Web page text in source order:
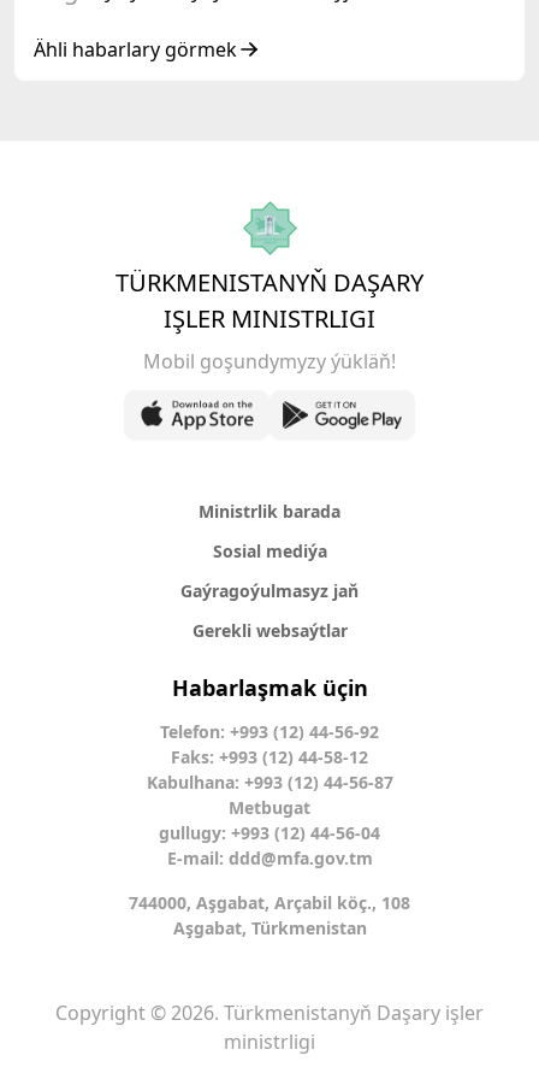
resmi däl konsultatiw duşuşygyna gatnaşdy
Ähli habarlary görmek
TÜRKMENISTANYŇ DAŞARY
IŞLER MINISTRLIGI
Mobil goşundymyzy ýükläň!
Ministrlik barada
Sosial mediýa
Gaýragoýulmasyz jaň
Gerekli websaýtlar
Habarlaşmak üçin
Telefon: +993 (12) 44-56-92
Faks: +993 (12) 44-58-12
Kabulhana: +993 (12) 44-56-87
Metbugat
gullugy: +993 (12) 44-56-04
E-mail: ddd@mfa.gov.tm
744000, Aşgabat, Arçabil köç., 108
Aşgabat, Türkmenistan
Copyright © 2026. Türkmenistanyň Daşary işler
ministrligi